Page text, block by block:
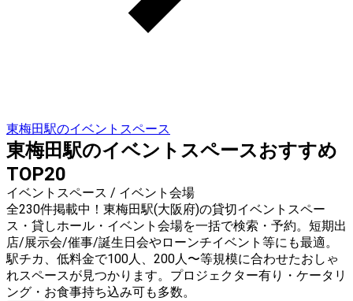
東梅田駅のイベントスペース
東梅田駅のイベントスペースおすすめ
TOP20
イベントスペース / イベント会場
全230件掲載中！東梅田駅(大阪府)の貸切イベントスペー
ス・貸しホール・イベント会場を一括で検索・予約。短期出
店/展示会/催事/誕生日会やローンチイベント等にも最適。
駅チカ、低料金で100人、200人〜等規模に合わせたおしゃ
れスペースが見つかります。プロジェクター有り・ケータリ
ング・お食事持ち込み可も多数。